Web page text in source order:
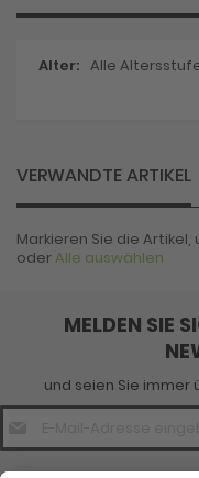
Mehr
Alle
VERWANDTE ARTIKEL
Markieren Sie die
oderAlle auswählen
MELDEN SIE
und seien Sie
E-
*